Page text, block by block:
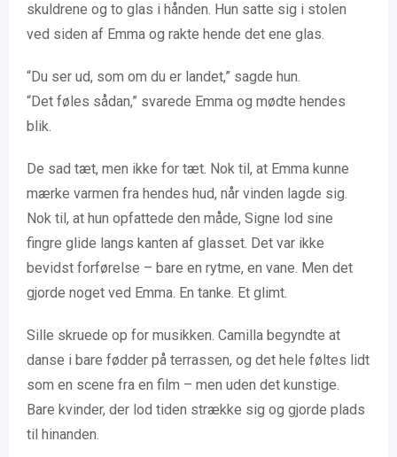
skuldrene og to glas i hånden. Hun satte sig i stolen
ved siden af Emma og rakte hende det ene glas.
“Du ser ud, som om du er landet,” sagde hun.
“Det føles sådan,” svarede Emma og mødte hendes
blik.
De sad tæt, men ikke for tæt. Nok til, at Emma kunne
mærke varmen fra hendes hud, når vinden lagde sig.
Nok til, at hun opfattede den måde, Signe lod sine
fingre glide langs kanten af glasset. Det var ikke
bevidst forførelse – bare en rytme, en vane. Men det
gjorde noget ved Emma. En tanke. Et glimt.
Sille skruede op for musikken. Camilla begyndte at
danse i bare fødder på terrassen, og det hele føltes lidt
som en scene fra en film – men uden det kunstige.
Bare kvinder, der lod tiden strække sig og gjorde plads
til hinanden.